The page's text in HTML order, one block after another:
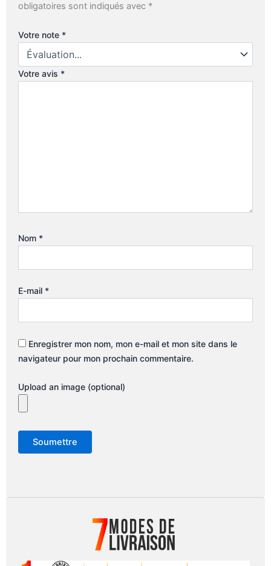
obligatoires sont indiqués avec *
Votre note *
Votre avis *
Nom *
E-mail *
Enregistrer mon nom, mon e-mail et mon site dans le
navigateur pour mon prochain commentaire.
Upload an image (optional)